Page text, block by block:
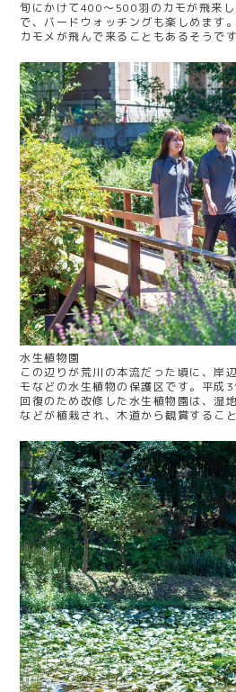
旬にかけて400～500羽のカモが飛来
で、バードウォッチングも楽しめます
カモメが飛んで来ることもあるそうです
水生植物園
この辺りが荒川の本流だった頃に、岸
モなどの水生植物の保護区です。平成
回復のため改修した水生植物園は、湿
などが植栽され、木道から観賞するこ